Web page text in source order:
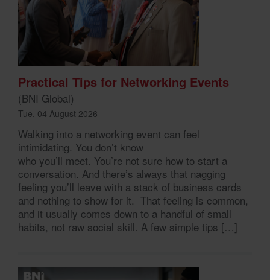
Practical Tips for Networking Events
(BNI Global)
Tue, 04 August 2026
Walking into a networking event can feel
intimidating. You don’t know
who you’ll meet. You’re not sure how to start a
conversation. And there’s always that nagging
feeling you’ll leave with a stack of business cards
and nothing to show for it. That feeling is common,
and it usually comes down to a handful of small
habits, not raw social skill. A few simple tips […]